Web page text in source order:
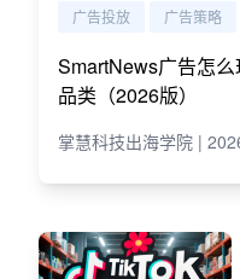
广告投放 广告策略
SmartNews广告怎
品类（2026版）
掌慧科技出海学院 |